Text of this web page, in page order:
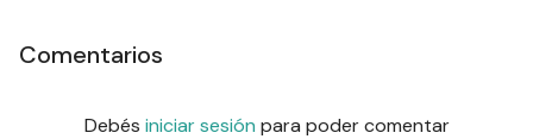
Comentarios
Debés iniciar sesión para poder comentar